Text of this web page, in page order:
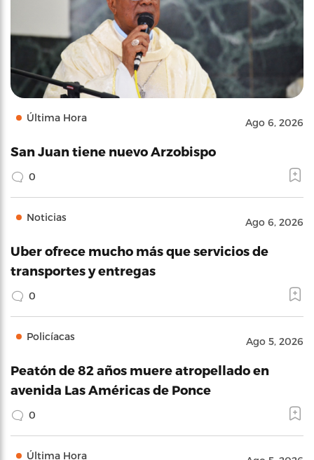
Última Hora Ago 6, 2026
San Juan tiene nuevo Arzobispo
0
Noticias Ago 6, 2026
Uber ofrece mucho más que servicios de
transportes y entregas
0
Policíacas Ago 5, 2026
Peatón de 82 años muere atropellado en
avenida Las Américas de Ponce
0
Última Hora